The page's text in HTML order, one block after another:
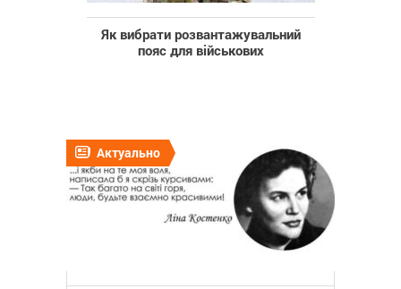
Як вибрати розвантажувальний
пояс для військових
Актуально